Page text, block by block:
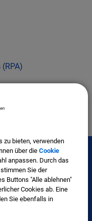
zu bieten, verwenden
über die Cookie
anpassen. Durch das
Sie der
Buttons "Alle ablehnen"
Cookies ab. Eine
Sie ebenfalls in